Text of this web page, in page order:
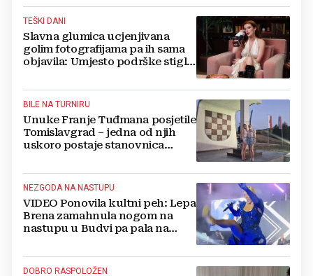
TEŠKI DANI
Slavna glumica ucjenjivana
golim fotografijama pa ih sama
objavila: Umjesto podrške stigle
BILE NA TURNIRU
Unuke Franje Tuđmana posjetile
Tomislavgrad – jedna od njih
uskoro postaje stanovnica
NEZGODA NA NASTUPU
VIDEO Ponovila kultni peh: Lepa
Brena zamahnula nogom na
nastupu u Budvi pa pala na
DOBRO RASPOLOŽEN